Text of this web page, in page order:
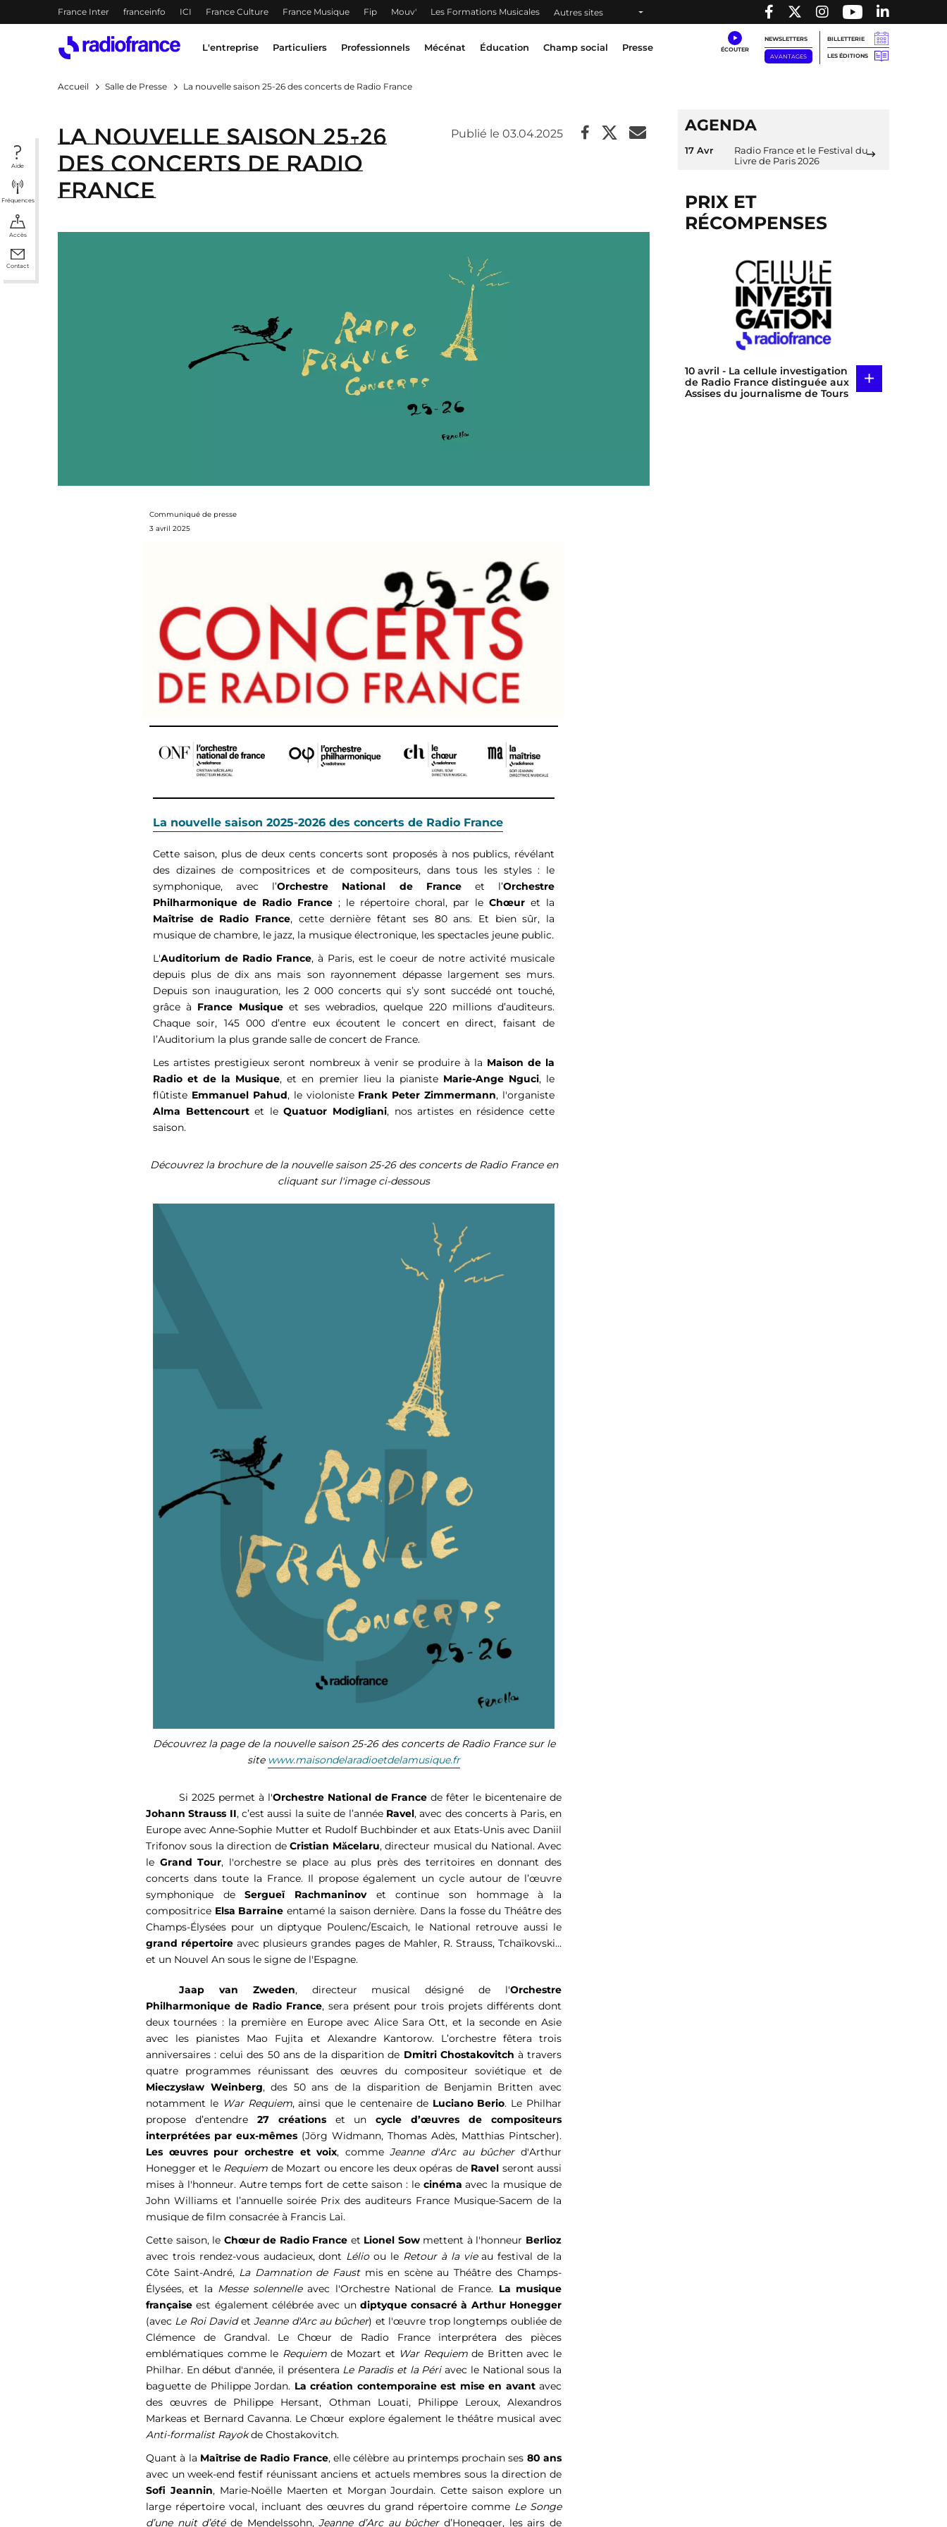
Accès direct :
Menu principal
France Inter franceinfo ICI France Culture France Musique Fip Mouv' Les Formations Musicales Autres sites
Menu principal
L'entreprise Particuliers Professionnels Mécénat Éducation Champ social Presse
NEWSLETTERS
AVANTAGES
BILLETTERIE
LES ÉDITIONS
Aide
Fréquences
Accès
Contact
Accueil Salle de Presse La nouvelle saison 25-26 des concerts de Radio France
La nouvelle saison 25-26
des concerts de Radio
France
Publié le 03.04.2025
Communiqué de presse
3 avril 2025
La nouvelle saison 2025-2026 des concerts de Radio France
Cette saison, plus de deux cents concerts sont proposés à nos publics, révélant
des dizaines de compositrices et de compositeurs, dans tous les styles : le
symphonique, avec l’Orchestre National de Franceet l’Orchestre
Philharmonique de Radio France ; le répertoire choral, par le Chœur et la
Maîtrise de Radio France, cette dernière fêtant ses 80 ans. Et bien sûr, la
musique de chambre, le jazz, la musique électronique, les spectacles jeune public.
L'Auditorium de Radio France, à Paris, est le coeur de notre activité musicale
depuis plus de dix ans mais son rayonnement dépasse largement ses murs.
Depuis son inauguration, les 2 000 concerts qui s’y sont succédé ont touché,
grâce à France Musiqueet seswebradios, quelque 220 millions d’auditeurs.
Chaque soir, 145 000 d’entre eux écoutent le concert en direct, faisant de
l’Auditorium la plus grande salle de concert de France.
Les artistes prestigieux seront nombreux à venir se produire à la Maison de la
Radio et de la Musique, et en premier lieu la pianiste Marie-Ange Nguci, le
flûtiste Emmanuel Pahud, le violoniste Frank Peter Zimmermann, l'organiste
Alma Bettencourtet leQuatuor Modigliani, nosartistes en résidence cette
saison.
Découvrez la brochure de la nouvelle saison 25-26 des concerts de Radio France en
cliquant sur l'image ci-dessous
Découvrez la page de la nouvelle saison 25-26 des concerts de Radio France sur le
site www.maisondelaradioetdelamusique.fr
Si 2025 permet à l'Orchestre National de France
Johann Strauss II, c’est aussi la suite de l’année Ravel, avec des concerts à Paris, en
Europe avec Anne-Sophie Mutter et Rudolf Buchbinder et aux Etats-Unis avec Daniil
Trifonov sous la direction de Cristian Măcelaru, directeur musical du National. Avec
le Grand Tour, l'orchestre se place au plus près des territoires en donnant des
concerts dans toute la France. Il propose également un cycle autour de l’œuvre
symphonique de Sergueï Rachmaninov et continue son hommage à la
compositrice Elsa Barraine entamé la saison dernière. Dans la fosse du Théâtre des
grand répertoire avec plusieurs grandes pages de Mahler, R. Strauss, Tchaïkovski...
et un Nouvel An sous le signe de l'Espagne.
Jaap van Zweden, directeur musical désigné de l'Orchestre
Philharmonique de Radio France, sera présent pour trois projets différents dont
deux tournées : la première en Europe avec Alice Sara Ott, et la seconde en Asie
avec les pianistes Mao Fujita et Alexandre Kantorow. L’orchestre fêtera trois
anniversaires : celui des 50 ans de la disparition de Dmitri Chostakovitch à travers
Mieczysław Weinberg, des 50 ans de la disparition de Benjamin Britten avec
notamment le War Requiem, ainsi que le centenaire de Luciano Berio. Le Philhar
propose d’entendre 27 créations et un cycle d’œuvres de compositeurs
interprétées par eux-mêmes
Les œuvres pour orchestre et voix, comme Jeanne d'Arc au bûcher d'Arthur
Honegger et le Requiem de Mozart ou encore les deux opéras de Ravel seront aussi
mises à l'honneur. Autre temps fort de cette saison : le cinéma avec la musique de
John Williams et l’annuelle soirée Prix des auditeurs France Musique-Sacem de la
musique de film consacrée à Francis Lai.
Cette saison, le Chœur de Radio France et Lionel Sowmettent à l'honneur Berlioz
avec trois rendez-vous audacieux, dont Lélioou le Retour à la vieau festival de la
Côte Saint-André, La Damnation de Faustmis en scène au Théâtre des Champs-
Élysées, et la Messe solennelleavec l'Orchestre National de France. La musique
française est également célébrée avec un diptyque consacré à Arthur Honegger
(avec Le Roi DavidetJeanne d'Arc au bûcher) et l'œuvre trop longtemps oubliée de
Clémence de Grandval. Le Chœur de Radio France interprétera des pièces
emblématiques comme le Requiemde Mozart et War Requiemde Britten avec le
Philhar. En début d'année, il présentera Le Paradis et la Périavec le National sous la
baguette de Philippe Jordan. La création contemporaine est mise en avantavec
des œuvres de Philippe Hersant, Othman Louati, Philippe Leroux, Alexandros
Markeas et Bernard Cavanna. Le Chœur explore également le théâtre musical avec
Anti-formalist Rayokde Chostakovitch.
Quant à la Maîtrise de Radio France, elle célèbre au printemps prochain ses 80 ans
avec un week-end festif réunissant anciens et actuels membres sous la direction de
Sofi Jeannin, Marie-Noëlle Maerten et Morgan Jourdain. Cette saison explore un
large répertoire vocal, incluant des œuvres du grand répertoire comme Le Songe
d’une nuit d’étéde Mendelssohn,Jeanne d’Arc au bûcherd’Honegger, les airs de
AGENDA
17 Avr
Radio France et le Festival du
Livre de Paris 2026
PRIX ET
RÉCOMPENSES
10 avril - La cellule investigation
de Radio France distinguée aux
Assises du journalisme de Tours
+